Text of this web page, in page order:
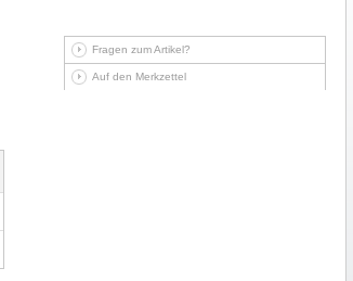
Fragen zum Artikel?
Auf den Merkzettel